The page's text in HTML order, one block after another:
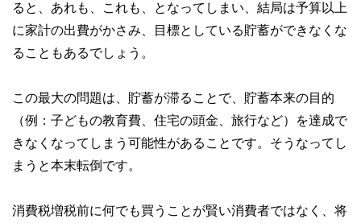
ると、あれも、これも、となってしまい、結局は予算以上
に家計の出費がかさみ、目標としている貯蓄ができなくな
ることもあるでしょう。
この最大の問題は、貯蓄が滞ることで、貯蓄本来の目的
（例：子どもの教育費、住宅の頭金、旅行など）を達成で
きなくなってしまう可能性があることです。そうなってし
まうと本末転倒です。
消費税増税前に何でも買うことが賢い消費者ではなく、将